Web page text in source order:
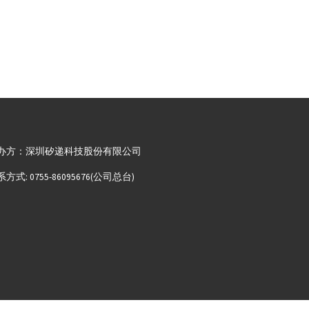
方：深圳矽递科技股份有限公司
方式: 0755-86095676(公司总台)